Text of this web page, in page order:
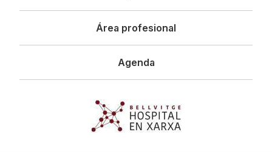
Área profesional
Agenda